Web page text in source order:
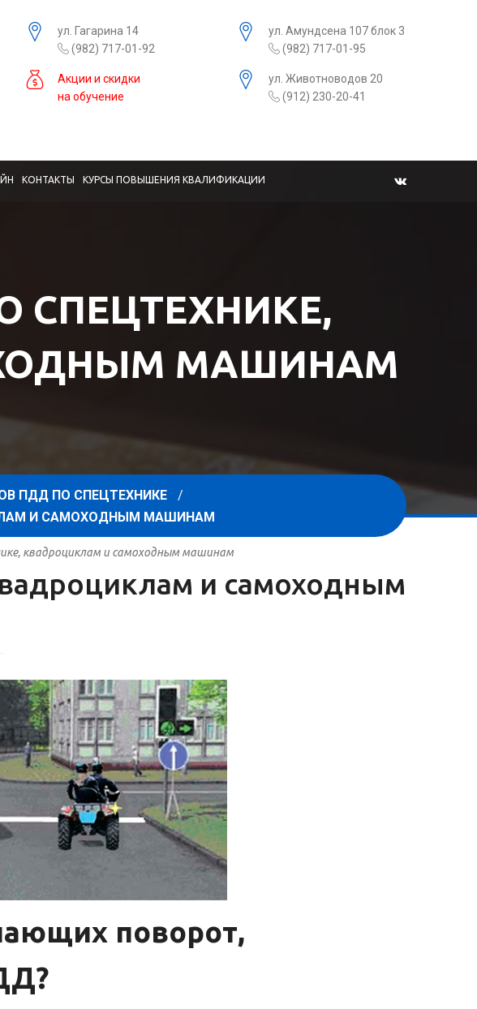
ул. Гагарина 14
(982) 717-01-92
ул. Амундсена 107 блок 3
(982) 717-01-95
Акции и скидки
на обучение
ул. Животноводов 20
(912) 230-20-41
КОНТАКТЫ КУРСЫ ПОВЫШЕНИЯ КВАЛИФИКАЦИИ
СПЕЦТЕХНИКЕ,
МАШИНАМ
ПДД ПО СПЕЦТЕХНИКЕ
И САМОХОДНЫМ МАШИНАМ
квадроциклам и самоходным машинам
и самоходным
поворот,